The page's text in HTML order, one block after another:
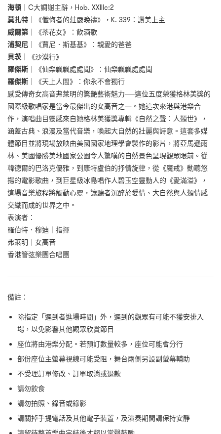
海頓
C大調謝主辭，Hob. XXIIIc:2
莫扎特
《懺悔者的莊嚴晚禱》，K. 339：讚美上主
威爾第
《茶花女》：飲酒歌
浦契尼
《賈尼．斯基基》：親愛的爸爸
貝茨
《沙漠行》
羅傑斯
《仙樂飄飄處處聞》：仙樂飄飄處處聞
羅傑斯
《天上人間》：你永不會獨行
感受傳奇女高音弗萊明的驚艷藝術魅力──這位五度榮獲格林美獎的
國際級歌唱家是當今最傑出的女高音之一。她這次來港與港樂合
作，演唱曲目靈感來自她格林美獲獎專輯《自然之聲：人類世》，
涵蓋古典、浪漫及當代音樂，喚起大自然的壯麗與詩意。這套多媒
體節目並將現場放映由美國國家地理學會製作的影片，將亞馬遜雨
林、美國優勝美地國家公園令人驚嘆的自然景色呈現觀眾眼前。從
韓德爾的巴洛克優雅，到康特盧伯的抒情旋律，從《魔戒》動聽悠
揚的電影歌曲，到巨星級冰島唱作人碧玉空靈動人的《愛滿溢》，
這場音樂旅程將觸動心靈，讓聽者沉醉於愛情、大自然與人類情感
交織而成的世界之中。
表演者：
羅伯特．穆迪
指揮
弗萊明
女高音
香港管弦樂團合唱團
備註：
除指定「遲到者進場時間」外，遲到的觀眾有可能不獲安排入
場，以免影響其他觀眾欣賞節目
座位將由港樂分配。若預訂數量較多，座位可能會分行
部份座位主螢幕視線可能受阻，舞台兩側另設副螢幕輔助
不受理訂單修改、訂單取消或退款
請勿飲食
請勿拍照、錄音或錄影
請關掉手提電話及其他電子裝置，及演奏期間請保持安靜